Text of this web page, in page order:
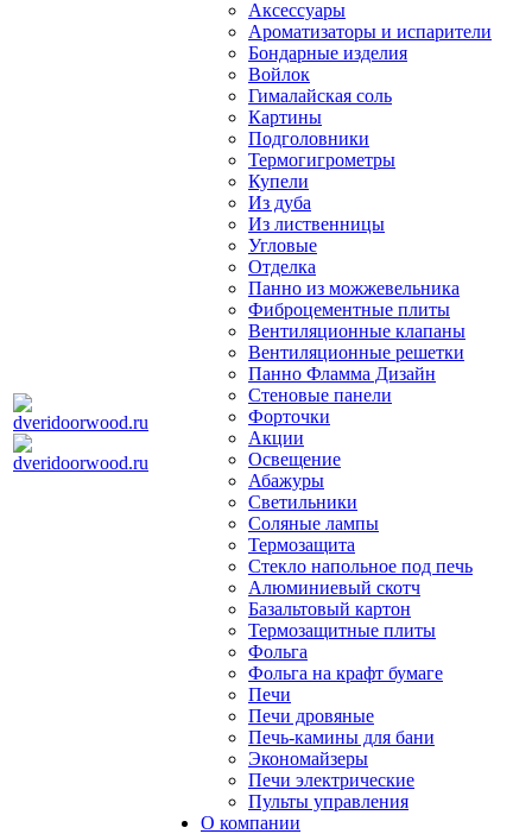
Аксессуары
Ароматизаторы и испарители
Бондарные изделия
Войлок
Гималайская соль
Картины
Подголовники
Термогигрометры
Купели
Из дуба
Из лиственницы
Угловые
Отделка
Панно из можжевельника
Фиброцементные плиты
Вентиляционные клапаны
Вентиляционные решетки
Панно Фламма Дизайн
Стеновые панели
Форточки
Акции
Освещение
Абажуры
Светильники
Соляные лампы
Термозащита
Стекло напольное под печь
Алюминиевый скотч
Базальтовый картон
Термозащитные плиты
Фольга
Фольга на крафт бумаге
Печи
Печи дровяные
Печь-камины для бани
Экономайзеры
Печи электрические
Пульты управления
О компании